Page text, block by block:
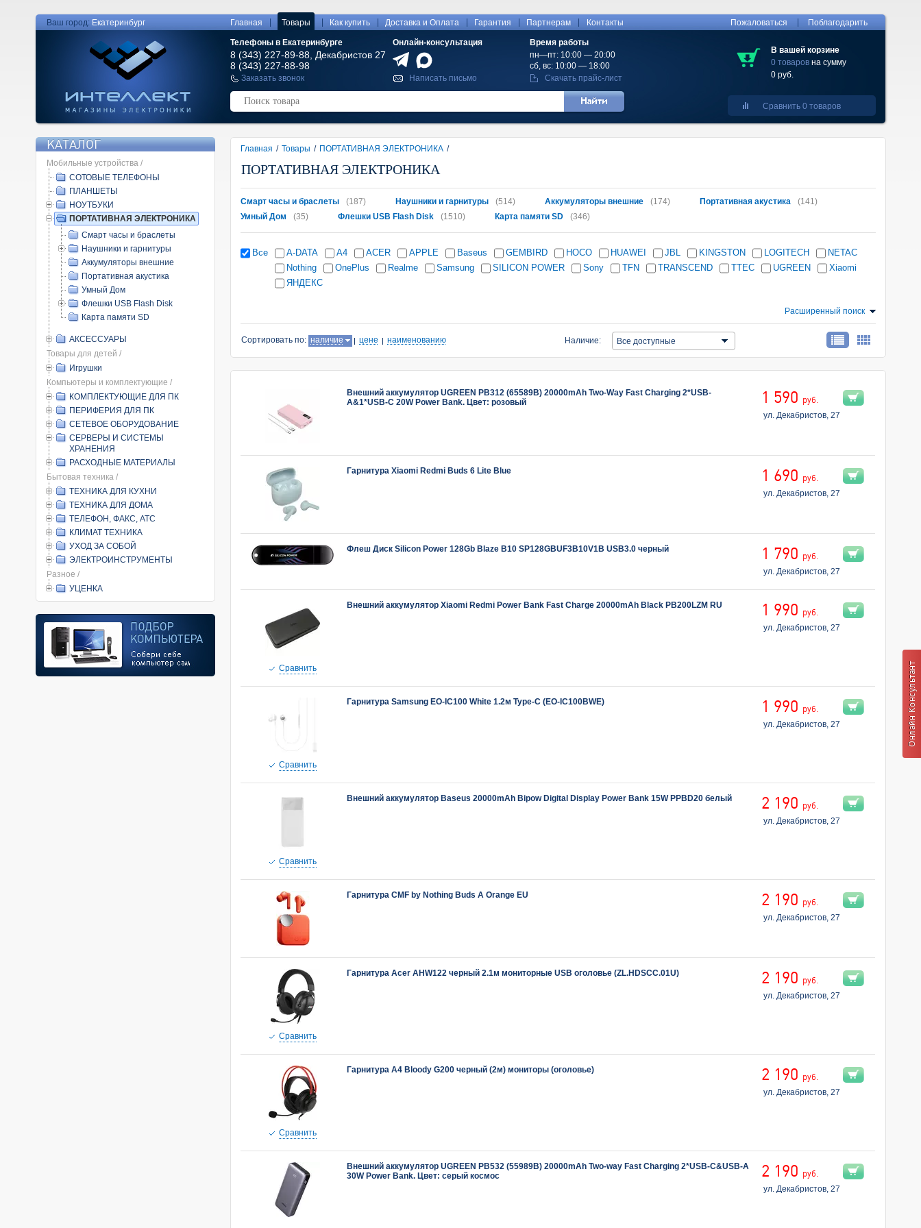
Ваш город: Екатеринбург Главная Товары Как купить Доставка и Оплата Гарантия Партнерам Контакты
Телефоны в Екатеринбурге
8 (343) 227-89-88, Декабристов 27
8 (343) 227-88-98
Онлайн-консультация
Время работы
пн—пт: 10:00 — 20:00
сб, вс: 10:00 — 18:00
Заказать звонок
Написать письмо Скачать прайс-лист
Пожаловаться Поблагодарить
В вашей корзине
0 товаров на сумму
0 руб.
Сравнить 0 товаров
КАТАЛОГ
Мобильные устройства /
СОТОВЫЕ ТЕЛЕФОНЫ
ПЛАНШЕТЫ
НОУТБУКИ
ПОРТАТИВНАЯ ЭЛЕКТРОНИКА
Смарт часы и браслеты
Наушники и гарнитуры
Аккумуляторы внешние
Портативная акустика
Умный Дом
Флешки USB Flash Disk
Карта памяти SD
АКСЕССУАРЫ
Товары для детей /
Игрушки
Компьютеры и комплектующие /
КОМПЛЕКТУЮЩИЕ ДЛЯ ПК
ПЕРИФЕРИЯ ДЛЯ ПК
СЕТЕВОЕ ОБОРУДОВАНИЕ
СЕРВЕРЫ И СИСТЕМЫ
ХРАНЕНИЯ
РАСХОДНЫЕ МАТЕРИАЛЫ
Бытовая техника /
ТЕХНИКА ДЛЯ КУХНИ
ТЕХНИКА ДЛЯ ДОМА
ТЕЛЕФОН, ФАКС, АТС
КЛИМАТ ТЕХНИКА
УХОД ЗА СОБОЙ
ЭЛЕКТРОИНСТРУМЕНТЫ
Разное /
УЦЕНКА
Главная / Товары / ПОРТАТИВНАЯ ЭЛЕКТРОНИКА /
ПОРТАТИВНАЯ ЭЛЕКТРОНИКА
Смарт часы и браслеты (187) Наушники и гарнитуры (514) Аккумуляторы внешние (174) Портативная акустика
(141)
Умный Дом
(35) Флешки USB Flash Disk (1510) Карта памяти SD (346)
Все A-DATA A4 ACER APPLE Baseus GEMBIRD HOCO HUAWEI JBL KINGSTON LOGITECH
NETAC
Nothing
OnePlus Realme Samsung SILICON POWER Sony TFN TRANSCEND TTEC UGREEN
Xiaomi
ЯНДЕКС
Расширенный поиск
Сортировать по: наличие цене наименованию Наличие: Все доступные
Внешний аккумулятор UGREEN PB312 (65589B) 20000mAh Two-Way Fast Charging 2*USB-
A&1*USB-C 20W Power Bank. Цвет: розовый
1 590 руб.
ул. Декабристов, 27
Гарнитура Xiaomi Redmi Buds 6 Lite Blue 1 690 руб.
ул. Декабристов, 27
Флеш Диск Silicon Power 128Gb Blaze B10 SP128GBUF3B10V1B USB3.0 черный 1 790 руб.
ул. Декабристов, 27
Cравнить
Внешний аккумулятор Xiaomi Redmi Power Bank Fast Charge 20000mAh Black PB200LZM RU 1 990 руб.
ул. Декабристов, 27
Cравнить
Гарнитура Samsung EO-IC100 White 1.2м Type-C (EO-IC100BWE) 1 990 руб.
ул. Декабристов, 27
Cравнить
Внешний аккумулятор Baseus 20000mAh Bipow Digital Display Power Bank 15W PPBD20 белый 2 190 руб.
ул. Декабристов, 27
Гарнитура CMF by Nothing Buds A Orange EU 2 190 руб.
ул. Декабристов, 27
Cравнить
Гарнитура Acer AHW122 черный 2.1м мониторные USB оголовье (ZL.HDSCC.01U) 2 190 руб.
ул. Декабристов, 27
Cравнить
Гарнитура A4 Bloody G200 черный (2м) мониторы (оголовье) 2 190 руб.
ул. Декабристов, 27
Внешний аккумулятор UGREEN PB532 (55989B) 20000mAh Two-way Fast Charging 2*USB-C&USB-A
30W Power Bank. Цвет: серый космос
2 190 руб.
ул. Декабристов, 27